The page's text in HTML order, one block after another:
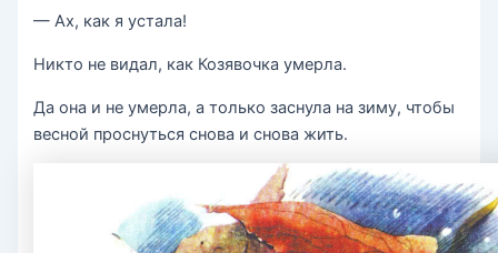
— Ах, как я устала!
Никто не видал, как Козявочка умерла.
Да она и не умерла, а только заснула на зиму, чтобы
весной проснуться снова и снова жить.